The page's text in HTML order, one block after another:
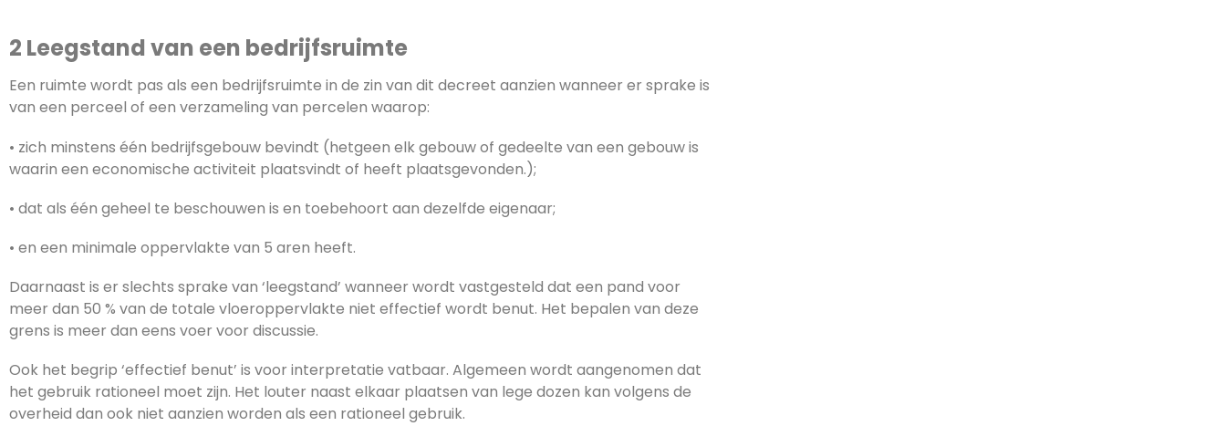
2 Leegstand van een bedrijfsruimte
Een ruimte wordt pas als een bedrijfsruimte in de zin van dit decreet aanzien wanneer er sprake is
van een perceel of een verzameling van percelen waarop:
• zich minstens één bedrijfsgebouw bevindt (hetgeen elk gebouw of gedeelte van een gebouw is
waarin een economische activiteit plaatsvindt of heeft plaatsgevonden.);
• dat als één geheel te beschouwen is en toebehoort aan dezelfde eigenaar;
• en een minimale oppervlakte van 5 aren heeft.
Daarnaast is er slechts sprake van ‘leegstand’ wanneer wordt vastgesteld dat een pand voor
meer dan 50 % van de totale vloeroppervlakte niet effectief wordt benut. Het bepalen van deze
grens is meer dan eens voer voor discussie.
Ook het begrip ‘effectief benut’ is voor interpretatie vatbaar. Algemeen wordt aangenomen dat
het gebruik rationeel moet zijn. Het louter naast elkaar plaatsen van lege dozen kan volgens de
overheid dan ook niet aanzien worden als een rationeel gebruik.